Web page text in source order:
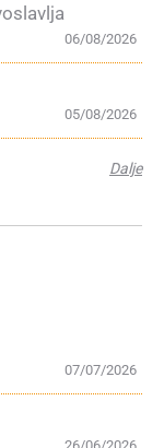
06/08/2026
05/08/2026
Dalje
07/07/2026